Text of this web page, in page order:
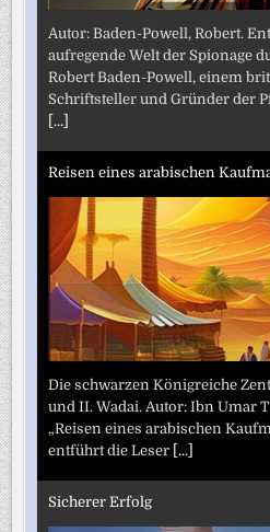
Autor: Baden-Powell, Robert.
aufregende Welt der Spionage
Robert Baden-Powell, einem
Schriftsteller und Gründer der
[...]
Reisen eines arabischen
Die schwarzen Königreiche
und II. Wadai. Autor: Ibn Umar
„Reisen eines arabischen
entführt die Leser [...]
Sicherer Erfolg